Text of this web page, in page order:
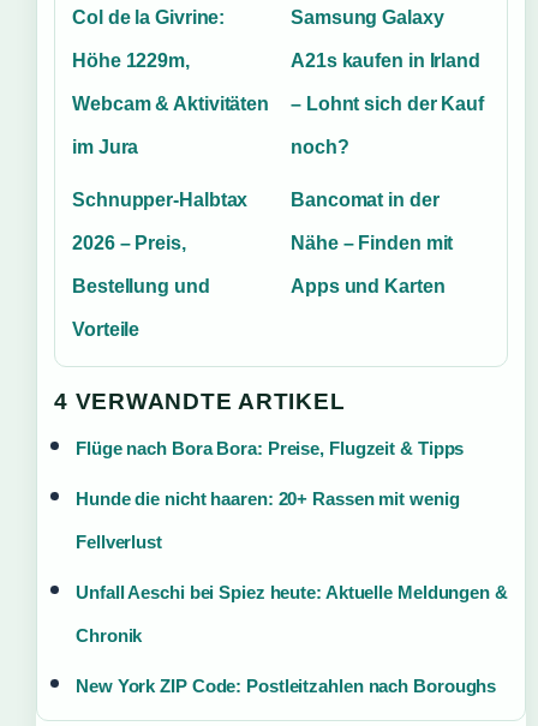
Col de la Givrine:
Höhe 1229m,
Webcam & Aktivitäten
im Jura
Samsung Galaxy
A21s kaufen in Irland
– Lohnt sich der Kauf
noch?
Schnupper-Halbtax
2026 – Preis,
Bestellung und
Vorteile
Bancomat in der
Nähe – Finden mit
Apps und Karten
4 VERWANDTE ARTIKEL
Flüge nach Bora Bora: Preise, Flugzeit & Tipps
Hunde die nicht haaren: 20+ Rassen mit wenig
Fellverlust
Unfall Aeschi bei Spiez heute: Aktuelle Meldungen &
Chronik
New York ZIP Code: Postleitzahlen nach Boroughs